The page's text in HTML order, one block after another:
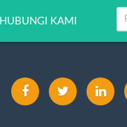
HUBUNGI KAMI